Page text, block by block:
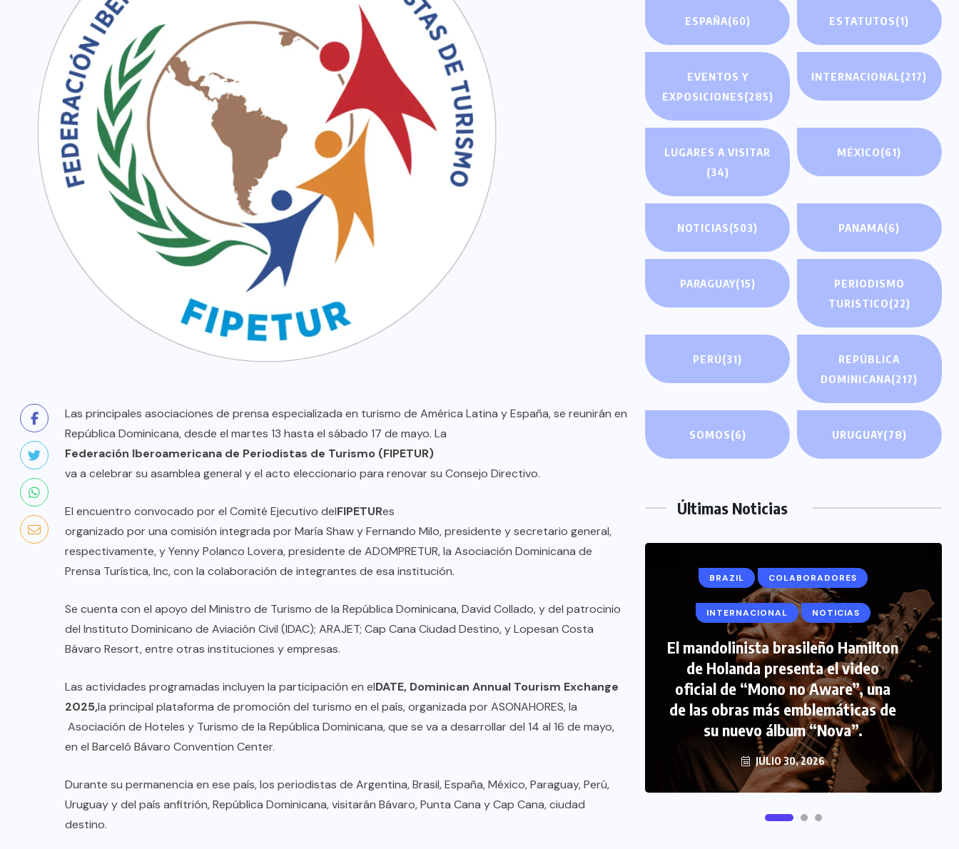
Las principales asociaciones de prensa especializada en turismo de América Latina y España, se reunirán en
República Dominicana, desde el martes 13 hasta el sábado 17 de mayo. La
Federación Iberoamericana de Periodistas de Turismo (FIPETUR)
va a celebrar su asamblea general y el acto eleccionario para renovar su Consejo Directivo.
El encuentro convocado por el Comité Ejecutivo delFIPETURes
organizado por una comisión integrada por María Shaw y Fernando Milo, presidente y secretario general,
respectivamente, y Yenny Polanco Lovera, presidente de ADOMPRETUR, la Asociación Dominicana de
Prensa Turística, Inc, con la colaboración de integrantes de esa institución.
Se cuenta con el apoyo del Ministro de Turismo de la República Dominicana, David Collado, y del patrocinio
del Instituto Dominicano de Aviación Civil (IDAC); ARAJET; Cap Cana Ciudad Destino, y Lopesan Costa
Bávaro Resort, entre otras instituciones y empresas.
Las actividades programadas incluyen la participación en elDATE, Dominican Annual Tourism Exchange
2025,la principal plataforma de promoción del turismo en el país, organizada por ASONAHORES, la
Asociación de Hoteles y Turismo de la República Dominicana, que se va a desarrollar del 14 al 16 de mayo,
en el Barceló Bávaro Convention Center.
Durante su permanencia en ese país, los periodistas de Argentina, Brasil, España, México, Paraguay, Perú,
Uruguay y del país anfitrión, República Dominicana, visitarán Bávaro, Punta Cana y Cap Cana, ciudad
destino.
ESPAÑA(60) ESTATUTOS(1)
EVENTOS Y
EXPOSICIONES(285)
INTERNACIONAL(217)
LUGARES A VISITAR
(34)
MÉXICO(61)
NOTICIAS(503) PANAMA(6)
PARAGUAY(15)
PERIODISMO
TURISTICO(22)
PERÚ(31)
REPÚBLICA
DOMINICANA(217)
SOMOS(6) URUGUAY(78)
Últimas Noticias
NOTICIAS
TULUM EN BANCARROTA
TURÍSTICA POR ABUSOS Y FALTA
DE PLANEACIÓN
BRAZIL COLABORADORES
INTERNACIONAL NOTICIAS
El mandolinista brasileño Hamilton
de Holanda presenta el video
oficial de “Mono no Aware”, una
de las obras más emblemáticas de
su nuevo álbum “Nova”.
JULIO 30, 2026
COLABORADORES INTERNACIONAL
NOTICIAS PERIODISMO TURISTICO
FIPETUR se solidariza con
Venezuela
JUNIO 29, 2026